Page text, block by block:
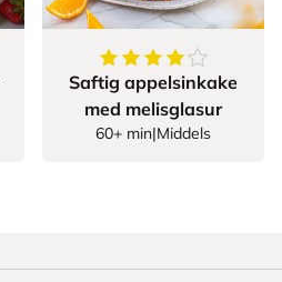
4.25av 5stjerner
Saftig appelsinkake
med melisglasur
60+ min|Middels